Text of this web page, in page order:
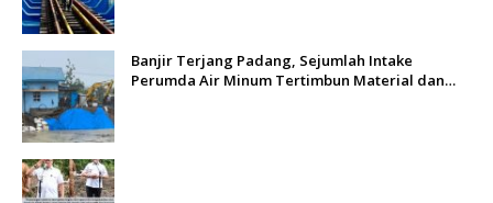
Banjir Terjang Padang, Sejumlah Intake
Perumda Air Minum Tertimbun Material dan